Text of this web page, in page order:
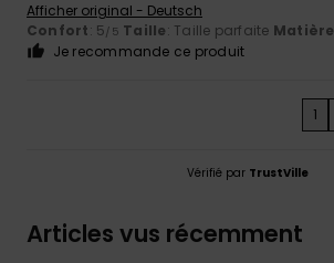
Afficher original - Deutsch
Confort: 5/5 Taille: Taille parfaite Matière
Je recommande ce produit
1
Vérifié par TrustVille
Articles vus récemment